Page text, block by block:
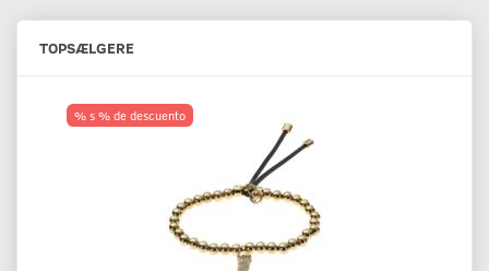
TOPSÆLGERE
% s % de descuento